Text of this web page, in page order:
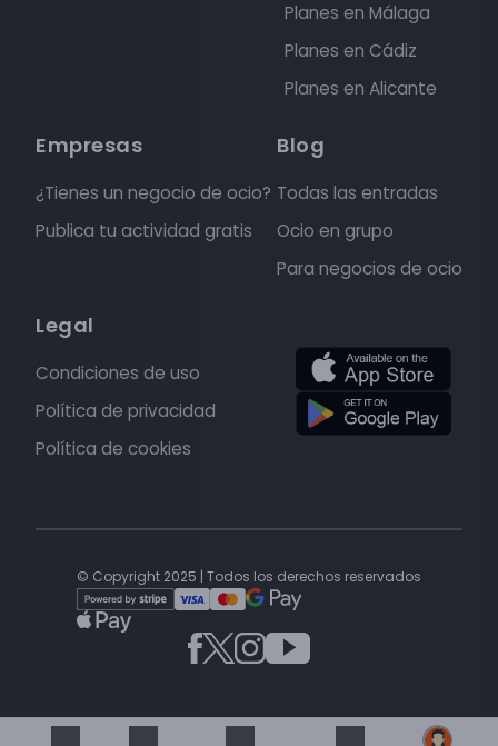
Planes en Málaga
Planes en Cádiz
Planes en Alicante
Empresas
¿Tienes un negocio de ocio?
Publica tu actividad gratis
Blog
Todas las entradas
Ocio en grupo
Para negocios de ocio
Legal
Condiciones de uso
Política de privacidad
Política de cookies
© Copyright 2025 | Todos los derechos reservados